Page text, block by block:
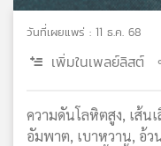
วันที่เผยแพร่ : 11 ธ.ค. 68
เพิ่มในเพลย์ลิสต์
ความดันโลหิตสูง, เส้น
อัมพาต, เบาหวาน, อ้ว